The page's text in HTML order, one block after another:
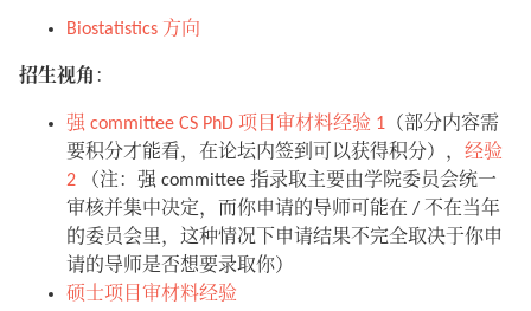
Biostatistics 方向
招生视角 ：
强 committee CS PhD 项目审材料经验 1 （部分内容需
要积分才能看，在论坛内签到可以获得积分）， 经验
2 （注：强 committee 指录取主要由学院委员会统一
审核并集中决定，而你申请的导师可能在 / 不在当年
的委员会里，这种情况下申请结果不完全取决于你申
请的导师是否想要录取你）
硕士项目审材料经验